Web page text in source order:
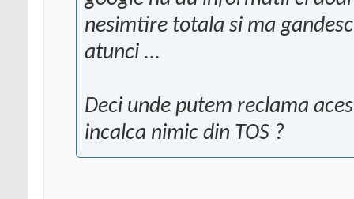
nesimtire totala si ma
atunci ...
Deci unde putem reclama
incalca nimic din TOS ?